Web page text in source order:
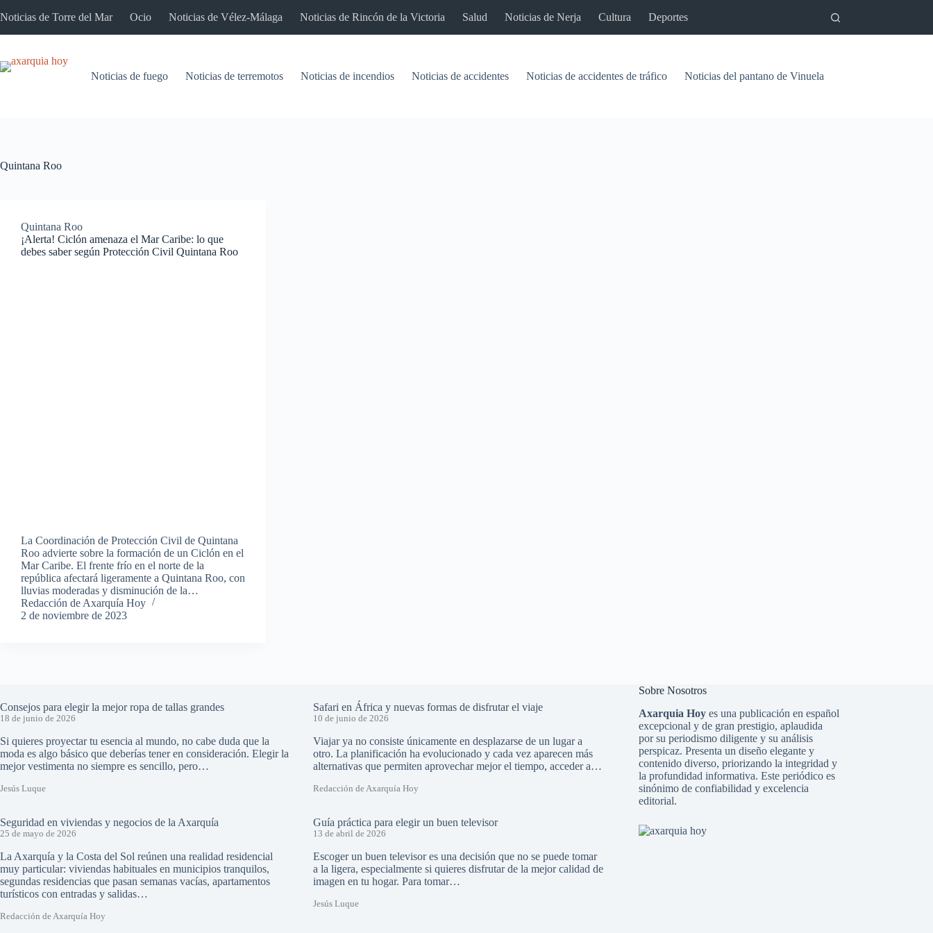
al
Noticias de Torre del Mar Ocio Noticias de Vélez-Málaga Noticias de Rincón de la Victoria Salud Noticias de Nerja Cultura Deportes
Noticias de fuego Noticias de terremotos Noticias de incendios Noticias de accidentes Noticias de accidentes de tráfico Noticias del pantano de Vinuela
Quintana Roo
Quintana Roo
¡Alerta! Ciclón amenaza el Mar Caribe: lo que
debes saber según Protección Civil Quintana Roo
La Coordinación de Protección Civil de Quintana
Roo advierte sobre la formación de un Ciclón en el
Mar Caribe. El frente frío en el norte de la
república afectará ligeramente a Quintana Roo, con
lluvias moderadas y disminución de la…
Redacción de Axarquía Hoy
2 de noviembre de 2023
Consejos para elegir la mejor ropa de tallas grandes
18 de junio de 2026
Si quieres proyectar tu esencia al mundo, no cabe duda que la
moda es algo básico que deberías tener en consideración. Elegir la
mejor vestimenta no siempre es sencillo, pero…
Jesús Luque
Safari en África y nuevas formas de disfrutar el viaje
10 de junio de 2026
Viajar ya no consiste únicamente en desplazarse de un lugar a
otro. La planificación ha evolucionado y cada vez aparecen más
alternativas que permiten aprovechar mejor el tiempo, acceder a…
Redacción de Axarquía Hoy
Seguridad en viviendas y negocios de la Axarquía
25 de mayo de 2026
La Axarquía y la Costa del Sol reúnen una realidad residencial
muy particular: viviendas habituales en municipios tranquilos,
segundas residencias que pasan semanas vacías, apartamentos
turísticos con entradas y salidas…
Redacción de Axarquía Hoy
Guía práctica para elegir un buen televisor
13 de abril de 2026
Escoger un buen televisor es una decisión que no se puede tomar
a la ligera, especialmente si quieres disfrutar de la mejor calidad de
imagen en tu hogar. Para tomar…
Jesús Luque
Sobre Nosotros
Axarquia Hoyes una publicación en español
excepcional y de gran prestigio, aplaudida
por su periodismo diligente y su análisis
perspicaz. Presenta un diseño elegante y
contenido diverso, priorizando la integridad y
la profundidad informativa. Este periódico es
sinónimo de confiabilidad y excelencia
editorial.